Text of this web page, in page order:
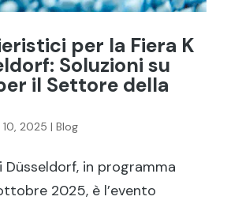
per la Fiera K
Soluzioni su
il Settore della
10, 2025 | Blog
Düsseldorf, in programma
2025, è l’evento